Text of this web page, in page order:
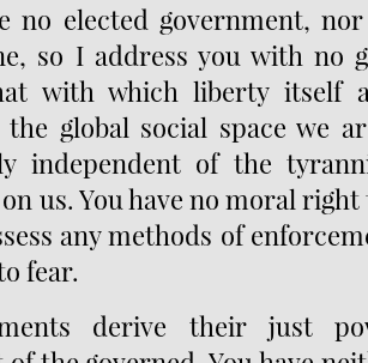
no elected government,
so I address you with no
with which liberty itself
the global social space we
independent of the
us. You have no moral
any methods of
fear.
derive their just